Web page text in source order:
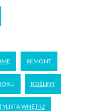
REMONT
ROŚLINY
WNĘTRZ